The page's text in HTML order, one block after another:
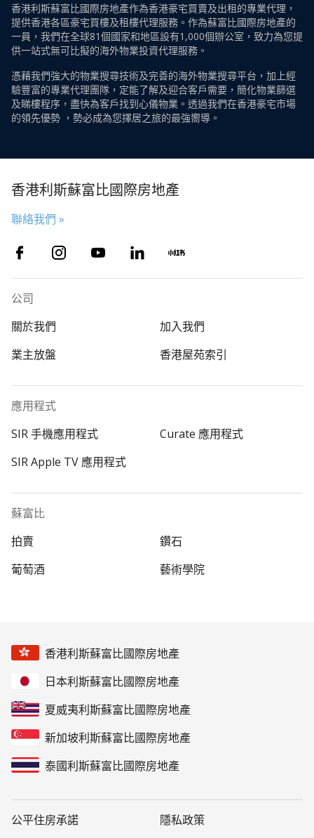
香港利斯蘇富比國際房地產作為香港豪宅買賣及出租的專業代理，
提供香港各區豪宅買樓及租樓代理服務。作為蘇富比國際房地產的
一員，我們在全球81個國家和地區設有1,000個辦公室，致力為您提
供一站式無可比擬的海外物業投資代理服務。
憑藉我們強大的物業搜尋技術及完善的海外物業搜尋平台，加上經
驗豐富的專業代理團隊，定能了解及迎合客戶需要，簡化物業篩選
及睇樓程序，盡快為客戶找到心儀物業。透過我們在香港豪宅市場
的領先優勢 ，勢必成為您擇居之旅的最強嚮導。
香港利斯蘇富比國際房地產
聯絡我們 »
公司
關於我們
加入我們
業主放盤
香港屋苑索引
應用程式
SIR 手機應用程式
Curate 應用程式
SIR Apple TV 應用程式
蘇富比
拍賣
鑽石
葡萄酒
藝術學院
香港利斯蘇富比國際房地產
日本利斯蘇富比國際房地產
夏威夷利斯蘇富比國際房地產
新加坡利斯蘇富比國際房地產
泰國利斯蘇富比國際房地產
公平住房承諾 隱私政策